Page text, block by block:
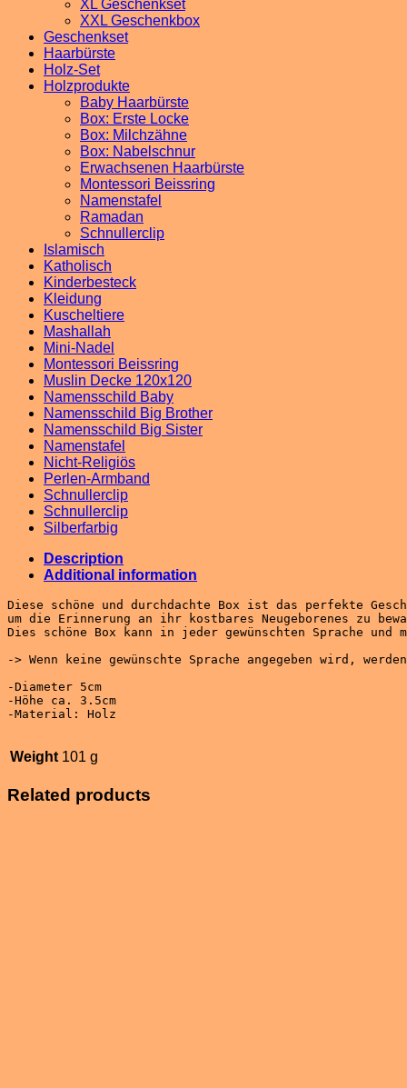
XL Geschenkset
XXL Geschenkbox
Geschenkset
Haarbürste
Holz-Set
Holzprodukte
Baby Haarbürste
Box: Erste Locke
Box: Milchzähne
Box: Nabelschnur
Erwachsenen Haarbürste
Montessori Beissring
Namenstafel
Ramadan
Schnullerclip
Islamisch
Katholisch
Kinderbesteck
Kleidung
Kuscheltiere
Mashallah
Mini-Nadel
Montessori Beissring
Muslin Decke 120x120
Namensschild Baby
Namensschild Big Brother
Namensschild Big Sister
Namenstafel
Nicht-Religiös
Perlen-Armband
Schnullerclip
Schnullerclip
Silberfarbig
Description
Additional information
Diese schöne und durchdachte Box ist das perfekte
um die Erinnerung an ihr kostbares Neugeborenes zu
Dies schöne Box kann in jeder gewünschten Sprache und
-> Wenn keine gewünschte Sprache angegeben wird,
-Diameter 5cm
-Höhe ca. 3.5cm
-Material: Holz
Weight 101 g
Related products